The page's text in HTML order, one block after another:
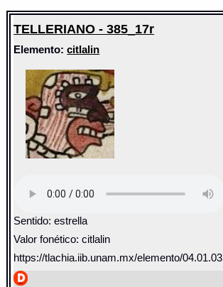
TELLERIANO - 385_17r
Elemento:citlalin
Sentido: estrella
Valor fonético: citlalin
https://tlachia.iib.unam.mx/elemento/04.01.03